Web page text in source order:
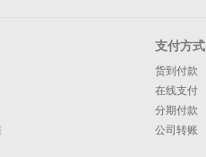
支付方式
货到付款
在线支付
分期付款
公司转账